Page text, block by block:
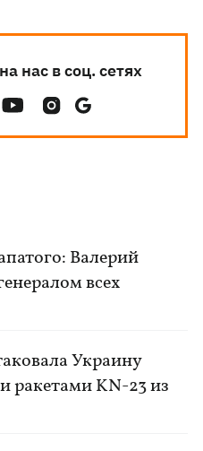
нас в соц. сетях
Валерий
всех
Украину
ракетами KN-23 из